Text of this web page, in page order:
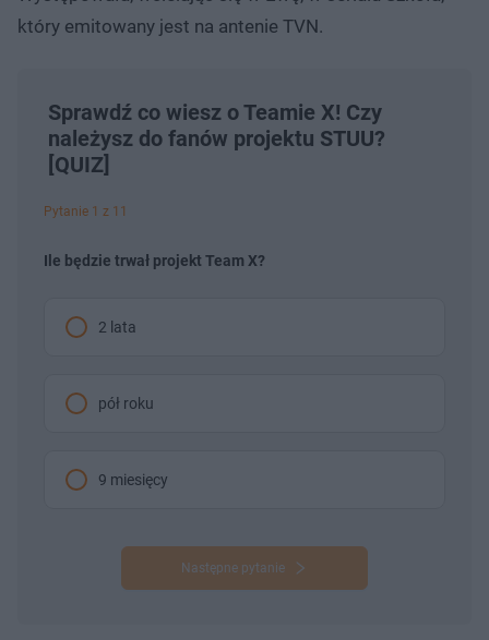
który emitowany jest na antenie TVN.
Sprawdź co wiesz o Teamie X! Czy
należysz do fanów projektu STUU?
[QUIZ]
Pytanie 1 z 11
Ile będzie trwał projekt Team X?
2 lata
pół roku
9 miesięcy
Następne pytanie